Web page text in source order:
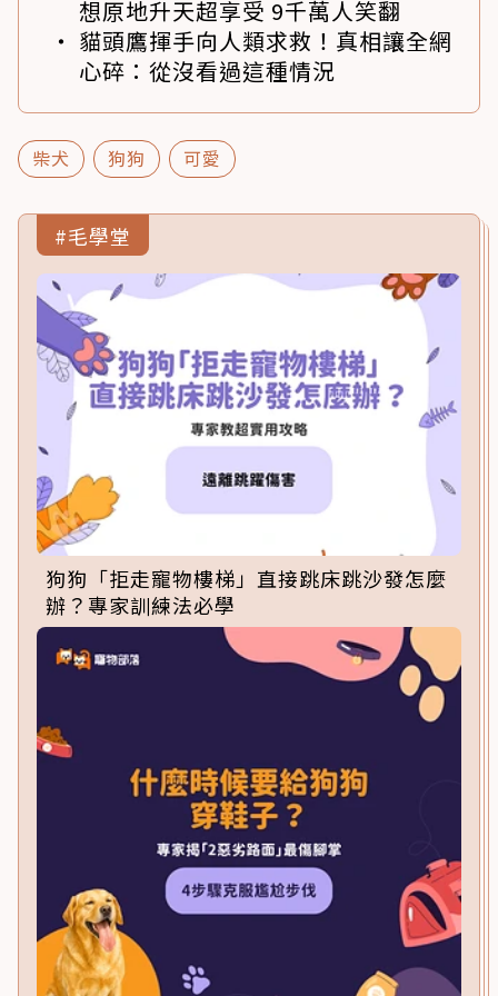
想原地升天超享受 9千萬人笑翻
貓頭鷹揮手向人類求救！真相讓全網
心碎：從沒看過這種情況
柴犬 狗狗 可愛
#毛學堂
狗狗「拒走寵物樓梯」直接跳床跳沙發怎麼
辦？專家訓練法必學